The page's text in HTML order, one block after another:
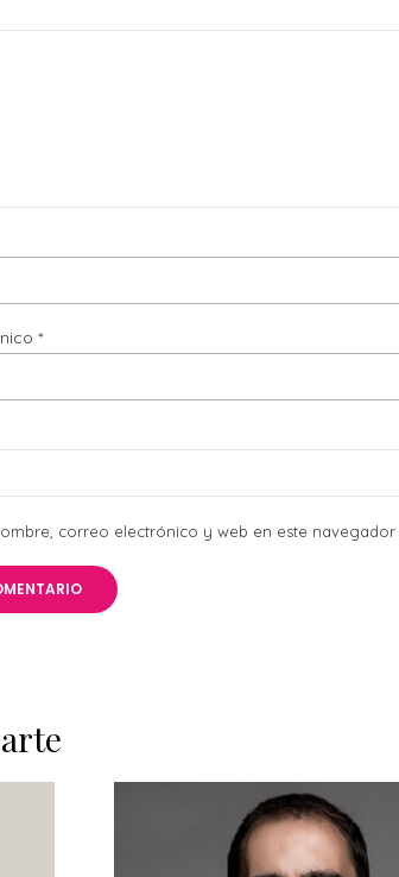
*
correo electrónico y web en este navegador